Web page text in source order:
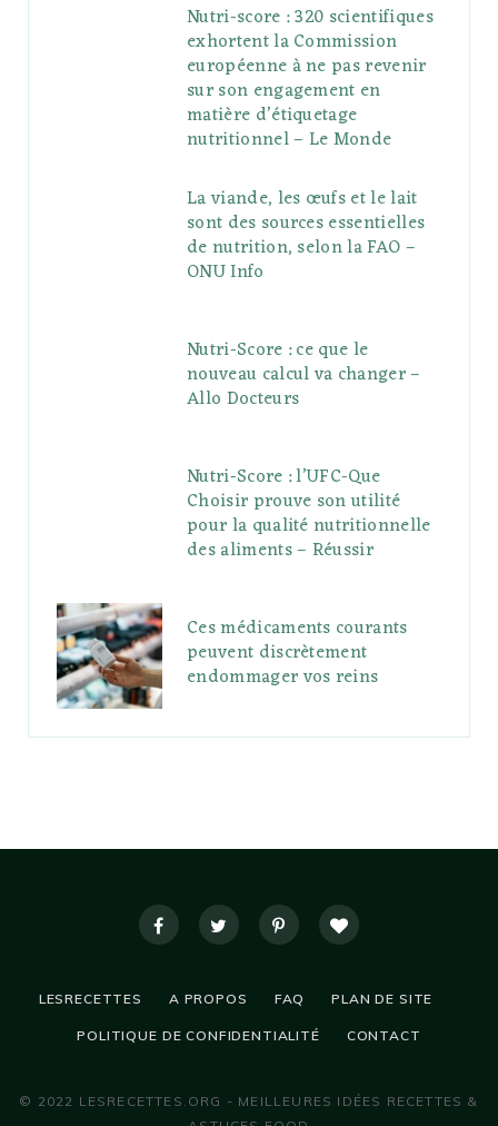
Nutri-score : 320 scientifiques
exhortent la Commission
européenne à ne pas revenir
sur son engagement en
matière d’étiquetage
nutritionnel – Le Monde
La viande, les œufs et le lait
sont des sources essentielles
de nutrition, selon la FAO –
ONU Info
Nutri-Score : ce que le
nouveau calcul va changer –
Allo Docteurs
Nutri-Score : l’UFC-Que
Choisir prouve son utilité
pour la qualité nutritionnelle
des aliments – Réussir
Ces médicaments courants
peuvent discrètement
endommager vos reins
LESRECETTES A PROPOS FAQ PLAN DE SITE
POLITIQUE DE CONFIDENTIALITÉ CONTACT
© 2022 LESRECETTES.ORG - MEILLEURES IDÉES RECETTES &